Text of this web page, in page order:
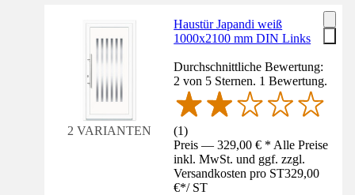
2 VARIANTEN
Haustür Japandi weiß
1000x2100 mm DIN Links
Durchschnittliche Bewertung:
2 von 5 Sternen. 1 Bewertung.
(1)
Preis — 329,00 € * Alle Preise
inkl. MwSt. und ggf. zzgl.
Versandkosten pro ST329,00
€*/ ST